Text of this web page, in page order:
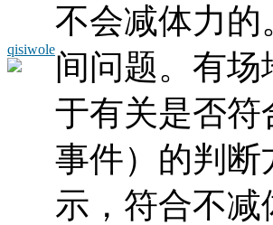
qisiwole
不会减体力的
间问题。有
于有关是否
事件）的判
示，符合不